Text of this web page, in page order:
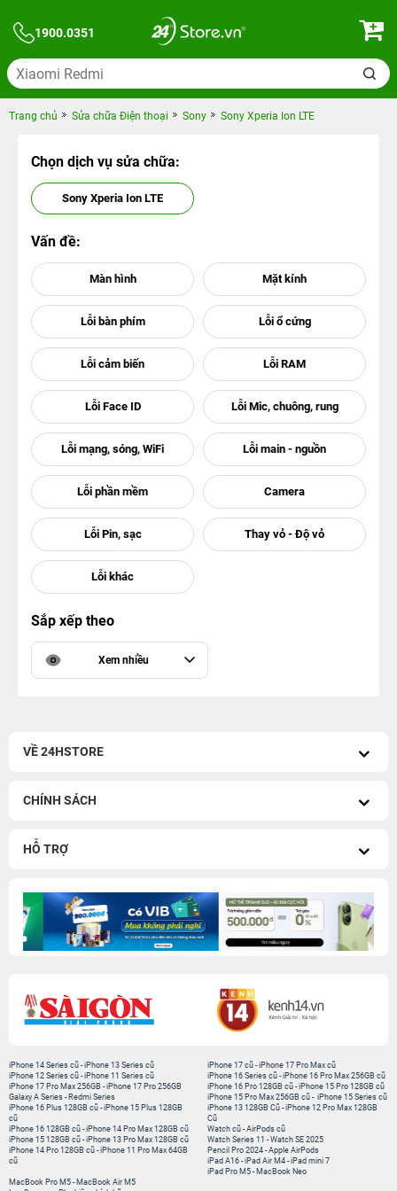
1900.0351
Trang chủ Sửa chữa Điện thoại Sony Sony Xperia Ion LTE
Chọn dịch vụ sửa chữa:
Sony Xperia Ion LTE
Vấn đề:
Sắp xếp theo
Xem nhiều
VỀ 24HSTORE
CHÍNH SÁCH
HỖ TRỢ
iPhone 14 Series cũ -iPhone 13 Series cũ
iPhone 12 Series cũ -iPhone 11 Series cũ
iPhone 17 Pro Max 256GB -iPhone 17 Pro 256GB
Galaxy A Series - Redmi Series
iPhone 17 cũ -iPhone 17 Pro Max cũ
iPhone 16 Series cũ - iPhone 16 Pro Max 256GB cũ
iPhone 16 Pro 128GB cũ -iPhone 15 Pro 128GB cũ
iPhone 15 Pro Max 256GB cũ - iPhone 15 Series cũ
iPhone 16 Plus 128GB cũ -iPhone 15 Plus 128GB
cũ
iPhone 16 128GB cũ -iPhone 14 Pro Max 128GB cũ
iPhone 15 128GB cũ -iPhone 13 Pro Max 128GB cũ
iPhone 14 Pro 128GB cũ -iPhone 11 Pro Max 64GB
cũ
iPhone 13 128GB Cũ -iPhone 12 Pro Max 128GB
Cũ
Watch cũ -AirPods cũ
Watch Series 11 -Watch SE 2025
Pencil Pro 2024 -Apple AirPods
iPad A16 -iPad Air M4 -iPad mini 7
iPad Pro M5 - MacBook Neo
MacBook Pro M5 - MacBook Air M5